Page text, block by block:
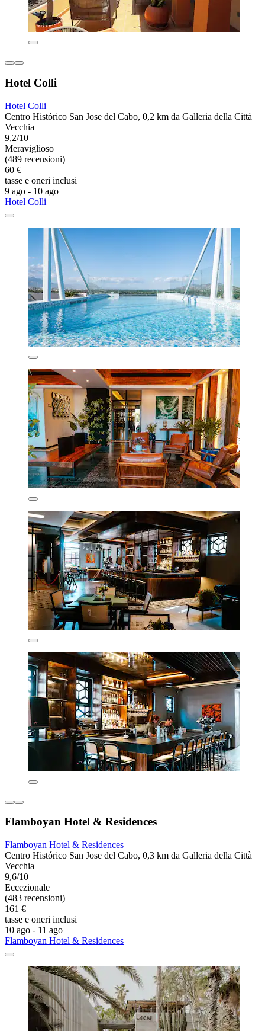
Hotel Colli
Hotel Colli
Centro Histórico San Jose del Cabo, 0,2 km da Galleria della Città
Vecchia
9,2/10
Meraviglioso
(489 recensioni)
60 €
tasse e oneri inclusi
9 ago - 10 ago
Hotel Colli
Flamboyan Hotel & Residences
Flamboyan Hotel & Residences
Centro Histórico San Jose del Cabo, 0,3 km da Galleria della Città
Vecchia
9,6/10
Eccezionale
(483 recensioni)
161 €
tasse e oneri inclusi
10 ago - 11 ago
Flamboyan Hotel & Residences